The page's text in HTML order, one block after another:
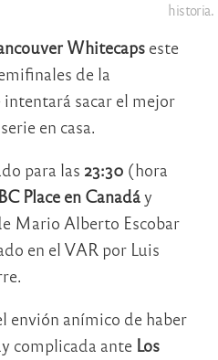
historia.
Whitecaps este
de la
intentará sacar el mejor
en casa.
para las 23:30 (hora
Place en Canadáy
Mario Alberto Escobar
en el VAR por Luis
envión anímico de haber
complicada ante Los